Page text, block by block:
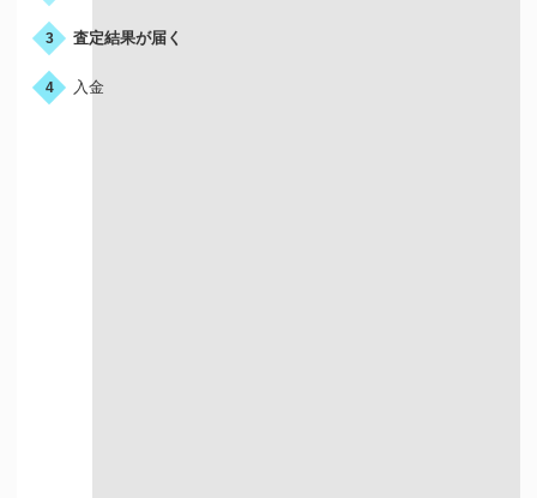
3 査定結果が届く
4 入金